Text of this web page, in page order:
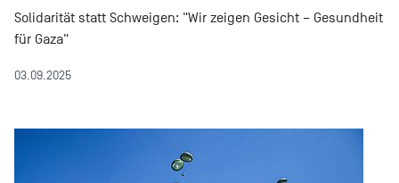
Solidarität statt Schweigen: "Wir zeigen Gesicht – Gesundheit
für Gaza"
03.09.2025